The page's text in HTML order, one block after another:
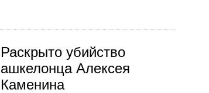
Раскрыто убийство
ашкелонца Алексея
Каменина